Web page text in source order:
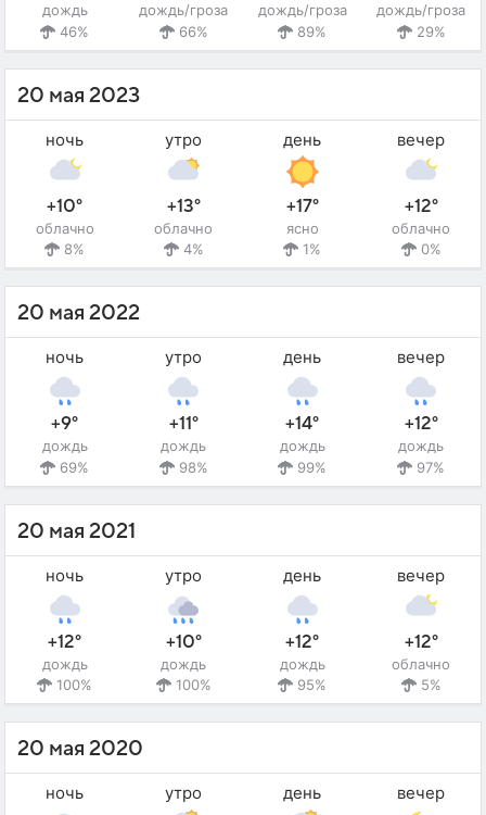
дождь
46%
дождь/гроза
66%
дождь/гроза
89%
дождь/гроза
29%
20 мая 2023
ночь
+10°
облачно
8%
утро
+13°
облачно
4%
день
+17°
ясно
1%
вечер
+12°
облачно
0%
20 мая 2022
ночь
+9°
дождь
69%
утро
+11°
дождь
98%
день
+14°
дождь
99%
вечер
+12°
дождь
97%
20 мая 2021
ночь
+12°
дождь
100%
утро
+10°
дождь
100%
день
+12°
дождь
95%
вечер
+12°
облачно
5%
20 мая 2020
ночь утро день вечер